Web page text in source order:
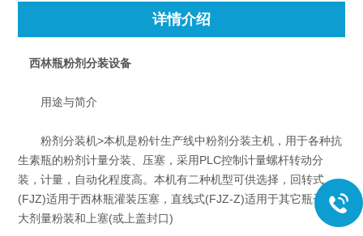
详情介绍
西林瓶粉剂分装设备
用途与简介
粉剂分装机>本机是粉针生产线中粉剂分装主机，用于各种抗
生素瓶的粉剂计量分装、压塞，采用PLC控制计量螺杆转动分
装，计量，自动化程度高。本机有二种机型可供选择，回转式
(FJZ)适用于西林瓶灌装压塞，直线式(FJZ-Z)适用于其它瓶子的
大剂量粉装和上塞(或上盖封口)